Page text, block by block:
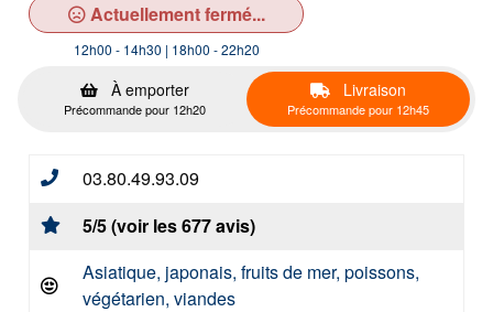
Actuellement fermé...
12h00 - 14h30 | 18h00 - 22h20
À emporter
Précommande pour 12h20
Livraison
Précommande pour 12h45
03.80.49.93.09
5/5 (voir les 677 avis)
Asiatique, japonais, fruits de mer, poissons,
végétarien, viandes